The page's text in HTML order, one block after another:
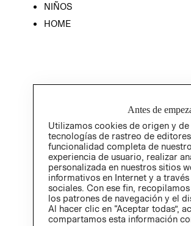
NIÑOS
HOME
Antes de
Utilizamos cookies de origen y
tecnologías de rastreo de
funcionalidad completa de
experiencia de usuario, realizar
personalizada en nuestros sitios
informativos en Internet y a
sociales. Con ese fin,
los patrones de navegación y el
Al hacer clic en “Aceptar todas”,
compartamos esta información